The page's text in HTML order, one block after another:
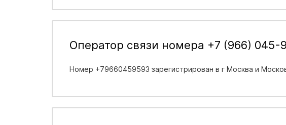
Оператор связи номера +7 (966) 045-
Номер +79660459593 зарегистрирован в г Москва и